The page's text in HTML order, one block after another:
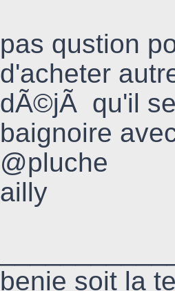
pas qustion
d'acheter
dÃ©jÃ qu'il
baignoire
@pluche
ailly
benie soit la